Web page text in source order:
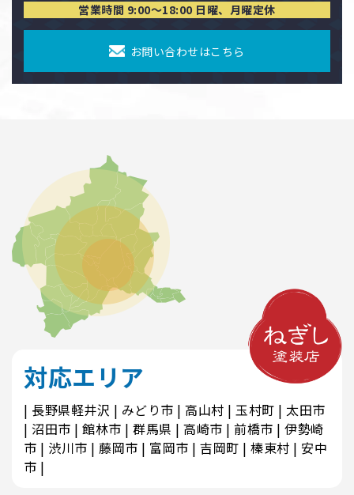
営業時間 9:00〜18:00 日曜、月曜定休
お問い合わせはこちら
対応エリア
長野県軽井沢 みどり市 高山村 玉村町
太田市
沼田市
館林市 群馬県 高崎市 前橋市
伊勢崎
市
渋川市 藤岡市 富岡市 吉岡町 榛東村
安中
市